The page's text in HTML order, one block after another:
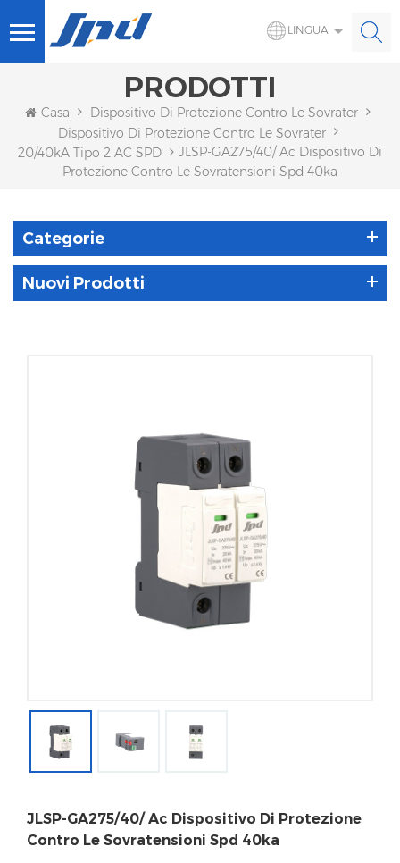
LINGUA
PRODOTTI
Casa
Dispositivo Di Protezione Contro Le Sovratensioni
Dispositivo Di Protezione Contro Le Sovratensioni CA
20/40kA Tipo 2 AC SPD
JLSP-GA275/40/ Ac Dispositivo Di
Protezione Contro Le Sovratensioni Spd 40ka
Categorie
Nuovi Prodotti
JLSP-GA275/40/ Ac Dispositivo Di Protezione
Contro Le Sovratensioni Spd 40ka